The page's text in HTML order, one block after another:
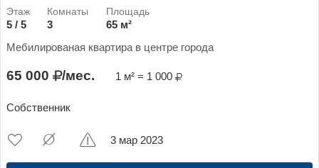
5 / 5 3
65 м²
Мебилированая квартира в центре города
65 000 /мес. 1 м² = 1 000
Собственник
3 мар 2023